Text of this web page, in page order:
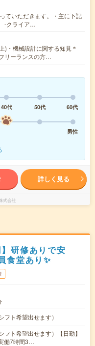
ていただきます。・主に下記
-クライア…
)・機械設計に関する知見＊
リーランスの方…
40代 50代
60代
男性
詳しく見る
式会社
研修ありで安
食堂あり✨
フト希望出せます）
ト希望出せます）【日勤】
働7時間3…